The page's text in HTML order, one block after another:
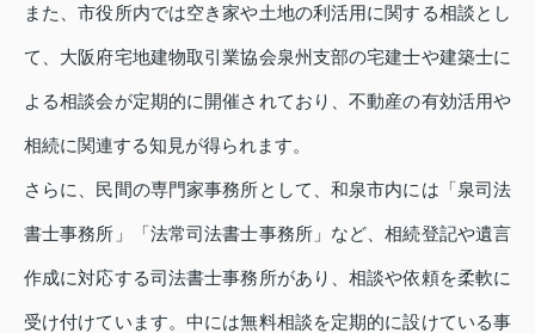
また、市役所内では空き家や土地の利活用に関する相談とし
て、大阪府宅地建物取引業協会泉州支部の宅建士や建築士に
よる相談会が定期的に開催されており、不動産の有効活用や
相続に関連する知見が得られます。
さらに、民間の専門家事務所として、和泉市内には「泉司法
書士事務所」「法常司法書士事務所」など、相続登記や遺言
作成に対応する司法書士事務所があり、相談や依頼を柔軟に
受け付けています。中には無料相談を定期的に設けている事